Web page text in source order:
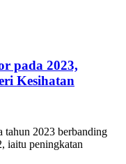
pada 2023,
Kesihatan
tahun 2023 berbanding
iaitu peningkatan